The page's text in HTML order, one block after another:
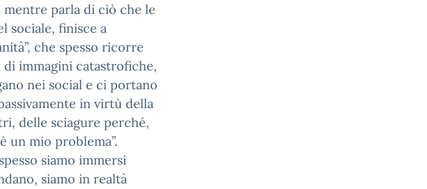
parla di ciò che le
sociale, finisce a
che spesso ricorre
immagini catastrofiche,
nei social e ci portano
in virtù della
delle sciagure perché,
un mio problema”.
siamo immersi
siamo in realtà